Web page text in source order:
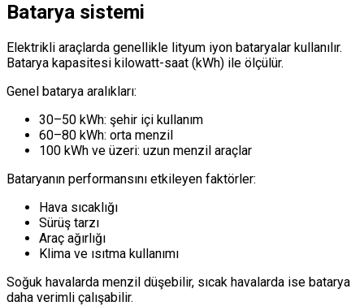
Batarya sistemi
Elektrikli araçlarda genellikle lityum iyon bataryalar kullanılır.
Batarya kapasitesi kilowatt-saat (kWh) ile ölçülür.
Genel batarya aralıkları:
30–50 kWh: şehir içi kullanım
60–80 kWh: orta menzil
100 kWh ve üzeri: uzun menzil araçlar
Bataryanın performansını etkileyen faktörler:
Hava sıcaklığı
Sürüş tarzı
Araç ağırlığı
Klima ve ısıtma kullanımı
Soğuk havalarda menzil düşebilir, sıcak havalarda ise batarya
daha verimli çalışabilir.